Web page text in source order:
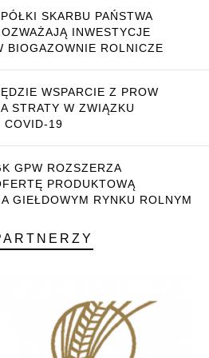
SKARBU PAŃSTWA
INWESTYCJE
BIOGAZOWNIE ROLNICZE
WSPARCIE Z PROW
STRATY W ZWIĄZKU
COVID-19
GPW ROZSZERZA
PRODUKTOWĄ
GIEŁDOWYM RYNKU ROLNYM